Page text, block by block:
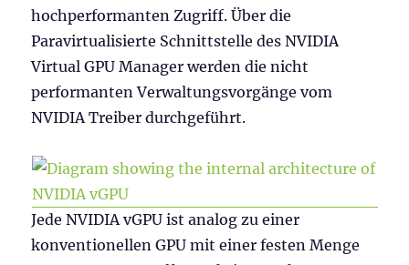
hochperformanten Zugriff. Über die
Paravirtualisierte Schnittstelle des NVIDIA
Virtual GPU Manager werden die nicht
performanten Verwaltungsvorgänge vom
NVIDIA Treiber durchgeführt.
Jede NVIDIA vGPU ist analog zu einer
konventionellen GPU mit einer festen Menge